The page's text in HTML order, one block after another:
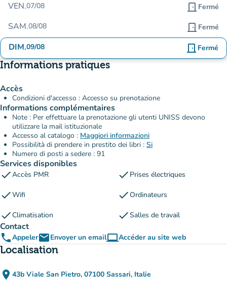
VEN.07/08 door_front Fermé
SAM.08/08 door_front Fermé
DIM.09/08 door_front Fermé
Informations pratiques
Accès
Condizioni d'accesso : Accesso su prenotazione
Informations complémentaires
Note : Per effettuare la prenotazione gli utenti UNISS devono
utilizzare la mail istituzionale
Accesso al catalogo : Maggiori informazioni
Possibilità di prendere in prestito dei libri : Si
Numero di posti a sedere : 91
Services disponibles
checkAccès PMR check Prises électriques
checkWifi checkOrdinateurs
checkClimatisation checkSalles de travail
Contact
phoneAppeleremailEnvoyer un emailcomputerAccéder au site web
(nouvel onglet)
Localisation
place 43b Viale San Pietro, 07100 Sassari, Italie
(ouvrir dans Google Maps)
(nouvel onglet)